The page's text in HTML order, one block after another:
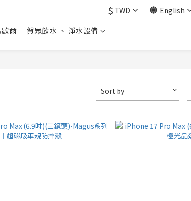
$ TWD English
爾 賀眾飲水 、 淨水設備
Sort by